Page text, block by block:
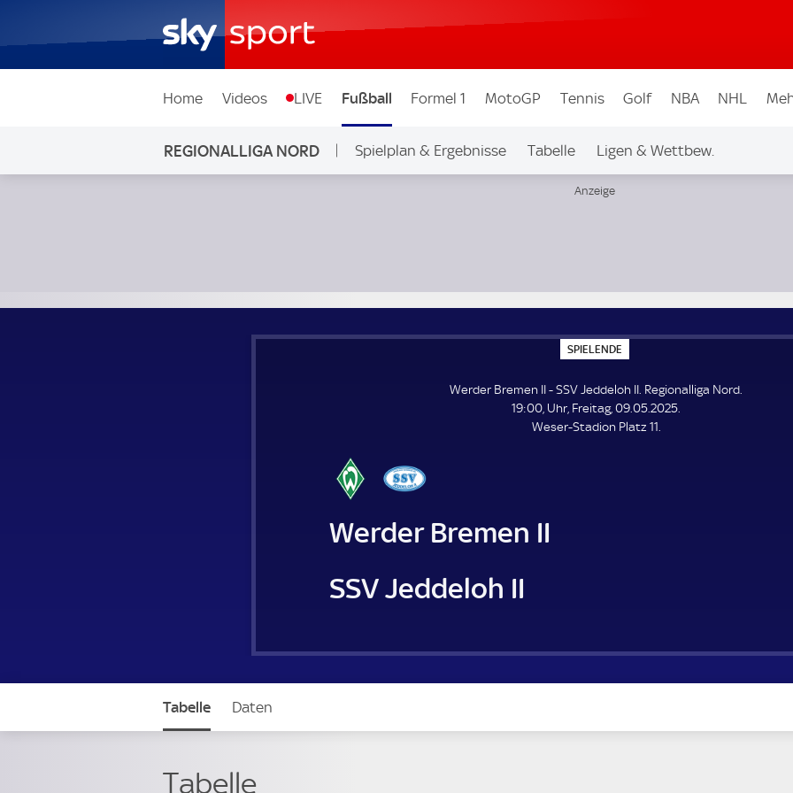
Home Videos LIVE Fußball Formel 1 MotoGP Tennis Golf NBA NHL
REGIONALLIGA NORD Spielplan & Ergebnisse Tabelle Ligen & Wettbew.
SPIELENDE
P
E
L
E
N
Werder Bremen II - SSV Jeddeloh II. Regionalliga Nord.
19:00, Uhr, Freitag, 09.05.2025.
Weser-Stadion Platz 11.
Werder Bremen II
SSV Jeddeloh II
Tabelle Daten
Tabelle